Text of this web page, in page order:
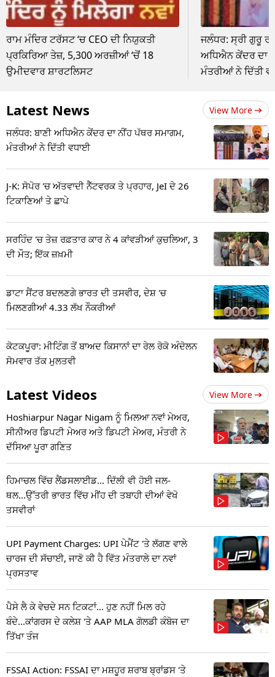
ਰਾਮ ਮੰਦਿਰ ਟਰੱਸਟ ‘ਚ CEO ਦੀ ਨਿਯੁਕਤੀ
ਪ੍ਰਕਿਰਿਆ ਤੇਜ਼, 5,300 ਅਰਜ਼ੀਆਂ ‘ਚੋਂ 18
ਉਮੀਦਵਾਰ ਸ਼ਾਰਟਲਿਸਟ
ਜਲੰਧਰ: ਸ੍ਰੀ ਗੁਰੂ
ਅਧਿਐਨ ਕੇਂਦਰ ਦਾ
ਮੰਤਰੀਆਂ ਨੇ ਦਿੱਤੀ
Latest News View More
ਜਲੰਧਰ: ਬਾਣੀ ਅਧਿਐਨ ਕੇਂਦਰ ਦਾ ਨੀਂਹ ਪੱਥਰ ਸਮਾਗਮ,
ਮੰਤਰੀਆਂ ਨੇ ਦਿੱਤੀ ਵਧਾਈ
J-K: ਸੋਪੋਰ 'ਚ ਅੱਤਵਾਦੀ ਨੈੱਟਵਰਕ ਤੇ ਪ੍ਰਹਾਰ, JeI ਦੇ 26
ਟਿਕਾਣਿਆਂ ਤੇ ਛਾਪੇ
ਸਰਹਿੰਦ 'ਚ ਤੇਜ਼ ਰਫ਼ਤਾਰ ਕਾਰ ਨੇ 4 ਕਾਂਵੜੀਆਂ ਕੁਚਲਿਆ, 3
ਦੀ ਮੌਤ; ਇੱਕ ਜ਼ਖ਼ਮੀ
ਡਾਟਾ ਸੈਂਟਰ ਬਦਲਣਗੇ ਭਾਰਤ ਦੀ ਤਸਵੀਰ, ਦੇਸ਼ 'ਚ
ਮਿਲਣਗੀਆਂ 4.33 ਲੱਖ ਨੌਕਰੀਆਂ
ਕੋਟਕਪੂਰਾ: ਮੀਟਿੰਗ ਤੋਂ ਬਾਅਦ ਕਿਸਾਨਾਂ ਦਾ ਰੇਲ ਰੋਕੋ ਅੰਦੋਲਨ
ਸੋਮਵਾਰ ਤੱਕ ਮੁਲਤਵੀ
Latest Videos View More
Hoshiarpur Nagar Nigam ਨੂੰ ਮਿਲਆ ਨਵਾਂ ਮੇਅਰ,
ਸੀਨੀਅਰ ਡਿਪਟੀ ਮੇਅਰ ਅਤੇ ਡਿਪਟੀ ਮੇਅਰ, ਮੰਤਰੀ ਨੇ
ਦੱਸਿਆ ਪੂਰਾ ਗਣਿਤ
ਹਿਮਾਚਲ ਵਿੱਚ ਲੈਂਡਸਲਾਈਡ... ਦਿੱਲੀ ਵੀ ਹੋਈ ਜਲ-
ਥਲ...ਉੱਤਰੀ ਭਾਰਤ ਵਿੱਚ ਮੀਂਹ ਦੀ ਤਬਾਹੀ ਦੀਆਂ ਵੇਖੋ
ਤਸਵੀਰਾਂ
UPI Payment Charges: UPI ਪੇਮੈਂਟ 'ਤੇ ਲੱਗਣ ਵਾਲੇ
ਚਾਰਜ ਦੀ ਸੱਚਾਈ, ਜਾਣੋ ਕੀ ਹੈ ਵਿੱਤ ਮੰਤਰਾਲੇ ਦਾ ਨਵਾਂ
ਪ੍ਰਸਤਾਵ
ਪੈਸੇ ਲੈ ਕੇ ਵੇਚਦੇ ਸਨ ਟਿਕਟਾਂ... ਹੁਣ ਨਹੀਂ ਮਿਲ ਰਹੇ
ਬੰਦੇ...ਕਾਂਗਰਸ ਦੇ ਕਲੇਸ਼ 'ਤੇ AAP MLA ਗੋਲਡੀ ਕੰਬੋਜ ਦਾ
ਤਿੱਖਾ ਤੰਜ
FSSAI Action: FSSAI ਦਾ ਮਸ਼ਹੂਰ ਸ਼ਰਾਬ ਬ੍ਰਾਂਡਸ 'ਤੇ